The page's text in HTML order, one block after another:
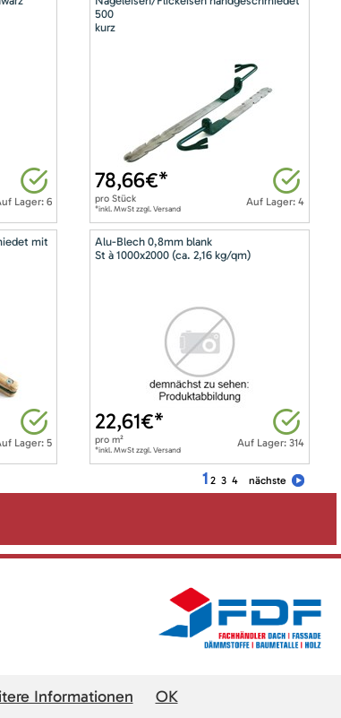
Lager: 6
500
kurz
Auf Lager: 4
78,66€*
proStück
*inkl. MwSt zzgl. Versand
mit
Lager: 5
Alu-Blech 0,8mm blank
St à 1000x2000 (ca. 2,16 kg/qm)
Auf Lager: 314
22,61€*
prom²
*inkl. MwSt zzgl. Versand
1 2 3 4 nächste
Informationen OK